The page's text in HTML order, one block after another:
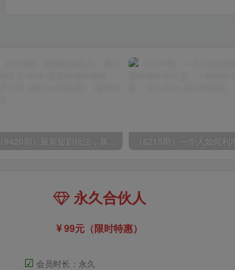
（9420期）最新短剧玩法，暴力变现日入1000+私域零成本操作，全程干货（附1400G短剧）
永久合伙人
99元（限时特惠）
☑ 会员时长：永久